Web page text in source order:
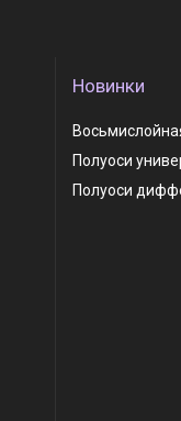
Новинки
Полуоси
Полуоси